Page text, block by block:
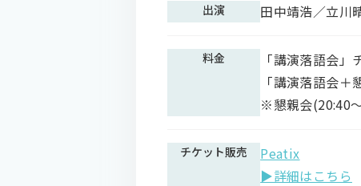
出演 田中靖浩／立川
料金
「講演落語会
「講演落語会
※懇親会(20:40
チケット販売
Peatix
▶詳細はこちら